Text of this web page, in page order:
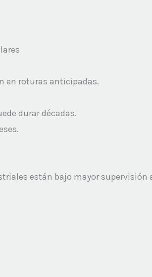
en roturas anticipadas.
durar décadas.
están bajo mayor supervisión